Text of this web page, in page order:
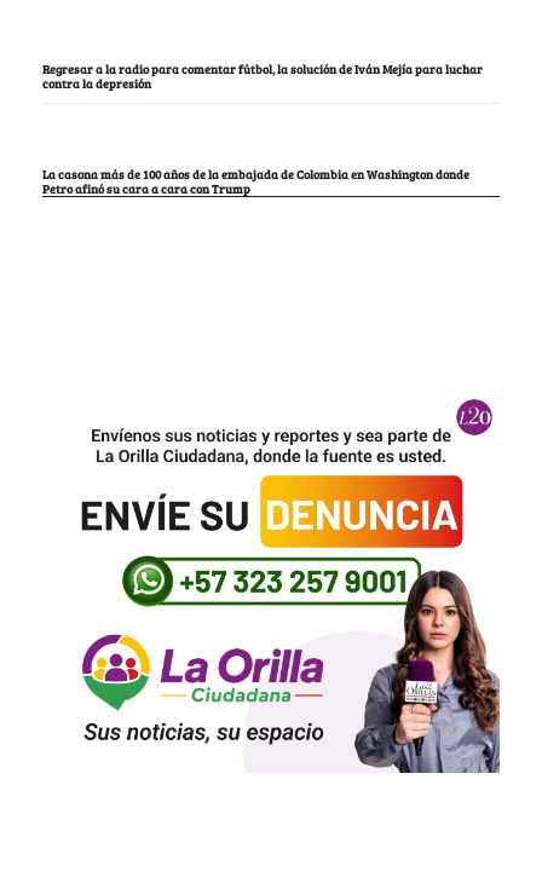
Regresar a la radio para comentar fútbol, la solución de Iván Mejía para luchar
contra la depresión
La casona más de 100 años de la embajada de Colombia en Washington donde
Petro afinó su cara a cara con Trump